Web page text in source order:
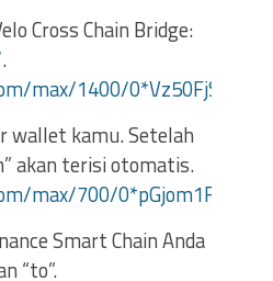
Cross Chain Bridge:
.
max/1400/
wallet kamu. Setelah
akan terisi otomatis.
max/700/
Smart Chain Anda
“to”.